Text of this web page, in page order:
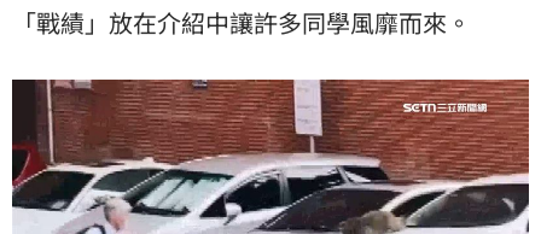
「戰績」放在介紹中讓許多同學風靡而來。